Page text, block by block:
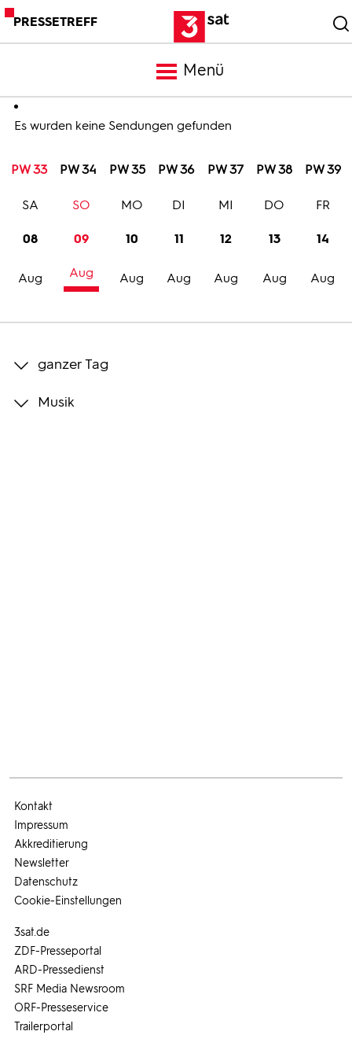
PRESSETREFF
Menü
Meldungen
Programm
Trailer
Bilder
Es wurden keine Sendungen gefunden
PW 33 PW 34 PW 35 PW 36 PW 37 PW 38 PW 39
08
Aug
SA
09
Aug
SO
10
Aug
MO
11
Aug
DI
12
Aug
MI
13
Aug
DO
14
Aug
FR
ganzer Tag
Musik
3sat.de
ZDF-Presseportal
ARD-Pressedienst
SRF Media Newsroom
ORF-Presseservice
Trailerportal
Kontakt
Impressum
Akkreditierung
Newsletter
Datenschutz
Cookie-Einstellungen